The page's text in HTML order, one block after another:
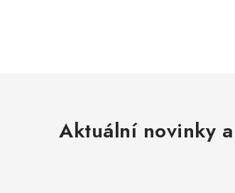
Aktuální novinky